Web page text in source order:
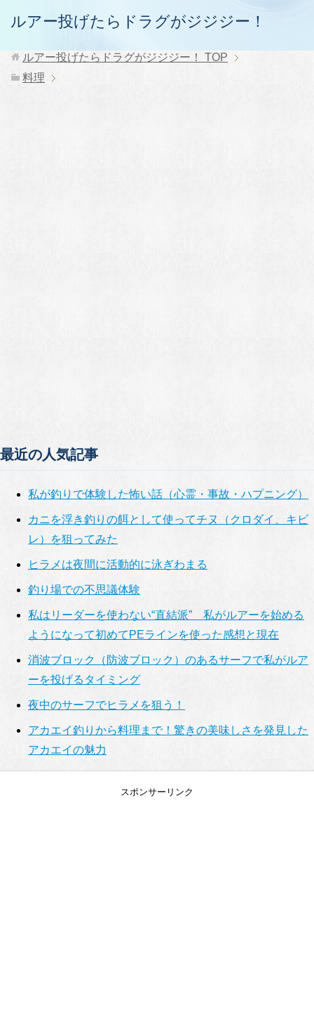
ルアー投げたらドラグがジジジー！
ルアー投げたらドラグがジジジー！
TOP
料理
最近の人気記事
私が釣りで体験した怖い話（心霊・事故・ハプニング）
カニを浮き釣りの餌として使ってチヌ（クロダイ、キビ
レ）を狙ってみた
ヒラメは夜間に活動的に泳ぎわまる
釣り場での不思議体験
私はリーダーを使わない“直結派” 私がルアーを始める
ようになって初めてPEラインを使った感想と現在
消波ブロック（防波ブロック）のあるサーフで私がルア
ーを投げるタイミング
夜中のサーフでヒラメを狙う！
アカエイ釣りから料理まで！驚きの美味しさを発見した
アカエイの魅力
スポンサーリンク